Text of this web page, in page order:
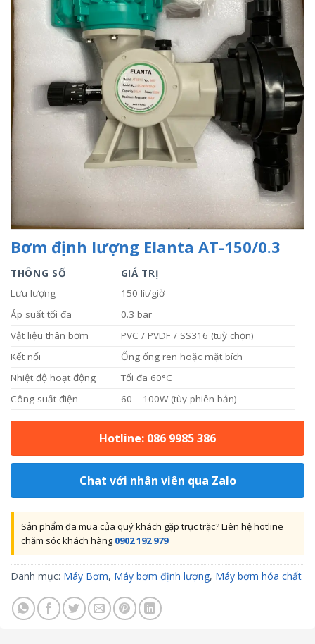
Bơm định lượng Elanta AT-150/0.3
THÔNG SỐ
GIÁ TRỊ
Lưu lượng
150 lít/giờ
Áp suất tối đa
0.3 bar
Vật liệu thân bơm
PVC / PVDF / SS316 (tuỳ chọn)
Kết nối
Ống ống ren hoặc mặt bích
Nhiệt độ hoạt động
Tối đa 60°C
Công suất điện
60 – 100W (tùy phiên bản)
Hotline: 086 9985 386
Chat với nhân viên qua Zalo
Sản phẩm đã mua của quý khách gặp trục trặc? Liên hệ hotline
chăm sóc khách hàng 0902 192 979
Danh mục: Máy Bơm, Máy bơm định lượng, Máy bơm hóa chất